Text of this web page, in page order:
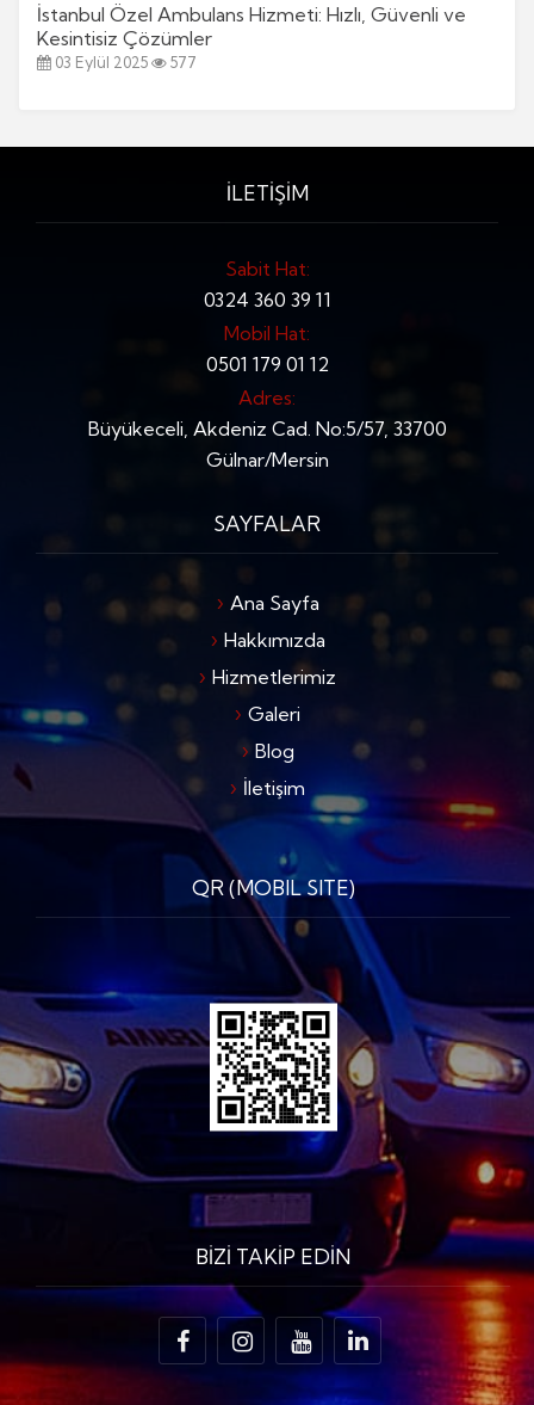
İstanbul Özel Ambulans Hizmeti: Hızlı, Güvenli ve
Kesintisiz Çözümler
03 Eylül 2025 577
İLETİŞİM
Sabit Hat:
0324 360 39 11
Mobil Hat:
0501 179 01 12
Adres:
Büyükeceli, Akdeniz Cad. No:5/57, 33700
Gülnar/Mersin
SAYFALAR
Ana Sayfa
Hakkımızda
Hizmetlerimiz
Galeri
Blog
İletişim
QR (MOBIL SITE)
BİZİ TAKİP EDİN